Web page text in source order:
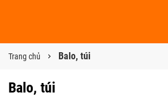
Trang chủ Balo, túi
Balo, túi